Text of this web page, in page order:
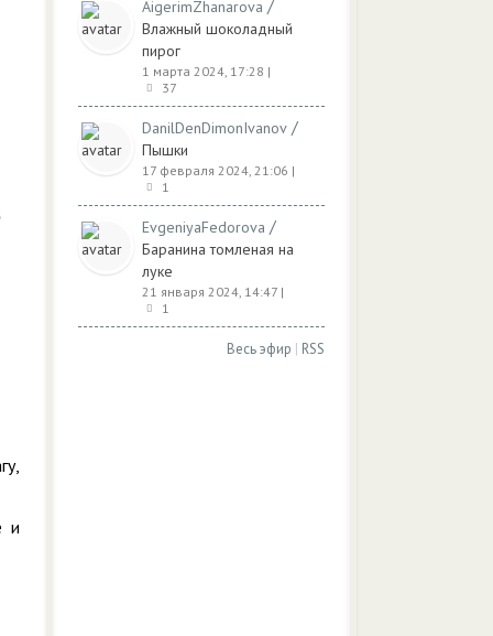
и
AigerimZhanarova /
Влажный шоколадный
пирог
1 марта 2024, 17:28 |
37
DanilDenDimonIvanov /
Пышки
17 февраля 2024, 21:06 |
1
EvgeniyaFedorova /
Баранина томленая на
луке
21 января 2024, 14:47 |
1
Весь эфир | RSS